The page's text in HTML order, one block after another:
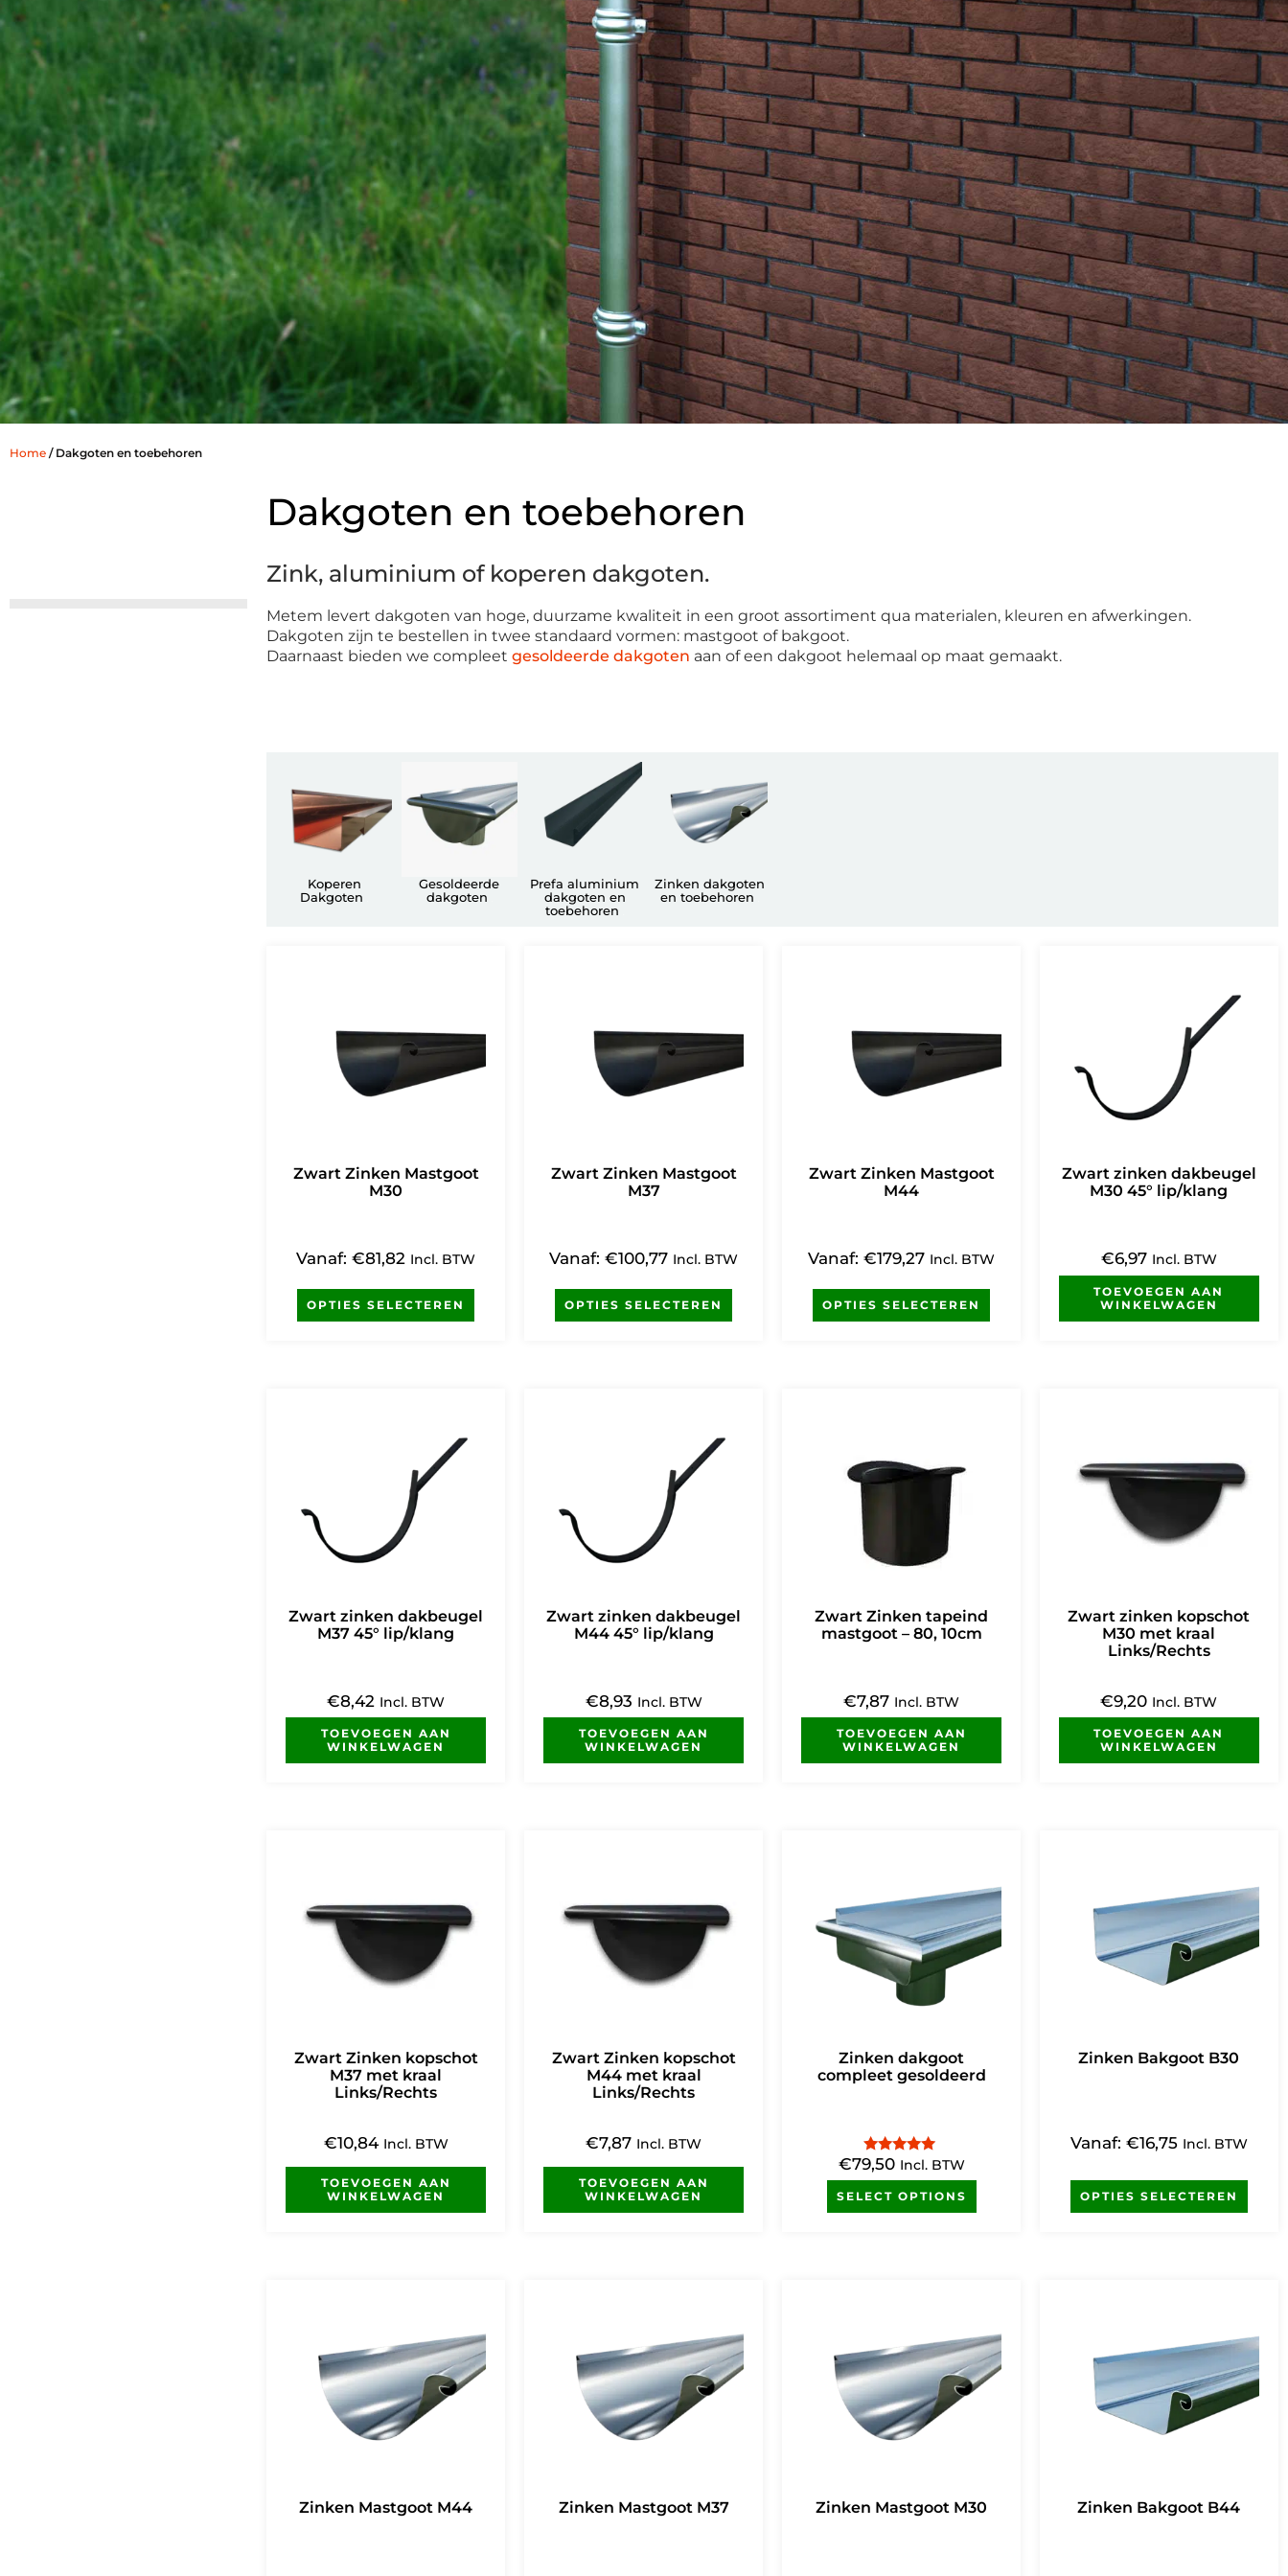
Home / Dakgoten en toebehoren
Dakgoten en toebehoren
Zink, aluminium of koperen dakgoten.
Metem levert dakgoten van hoge, duurzame kwaliteit in een groot assortiment qua materialen, kleuren en afwerkingen.
Dakgoten zijn te bestellen in twee standaard vormen: mastgoot of bakgoot.
Daarnaast bieden we compleetgesoldeerde dakgoten aan of een dakgoot helemaal op maat gemaakt.
Koperen
Dakgoten
Gesoldeerde
dakgoten
Prefa aluminium
dakgoten en
toebehoren
Zinken dakgoten
en toebehoren
Zwart Zinken Mastgoot
M30
Vanaf:€81,82 Incl. BTW
OPTIES SELECTEREN
Zwart Zinken Mastgoot
M37
Vanaf:€100,77 Incl. BTW
OPTIES SELECTEREN
Zwart Zinken Mastgoot
M44
Vanaf:€179,27 Incl. BTW
OPTIES SELECTEREN
Zwart zinken dakbeugel
M30 45° lip/klang
€6,97 Incl. BTW
TOEVOEGEN AAN
WINKELWAGEN
Zwart zinken dakbeugel
M37 45° lip/klang
€8,42 Incl. BTW
TOEVOEGEN AAN
WINKELWAGEN
Zwart zinken dakbeugel
M44 45° lip/klang
€8,93 Incl. BTW
TOEVOEGEN AAN
WINKELWAGEN
Zwart Zinken tapeind
mastgoot – 80, 10cm
€7,87 Incl. BTW
TOEVOEGEN AAN
WINKELWAGEN
Zwart zinken kopschot
M30 met kraal
Links/Rechts
€9,20 Incl. BTW
TOEVOEGEN AAN
WINKELWAGEN
Zwart Zinken kopschot
M37 met kraal
Links/Rechts
€10,84 Incl. BTW
TOEVOEGEN AAN
WINKELWAGEN
Zwart Zinken kopschot
M44 met kraal
Links/Rechts
€7,87 Incl. BTW
TOEVOEGEN AAN
WINKELWAGEN
Zinken dakgoot
compleet gesoldeerd
Gewaardeerd
uit 5
€79,50 Incl. BTW
SELECT OPTIONS
Zinken Bakgoot B30
Vanaf: €16,75 Incl. BTW
OPTIES SELECTEREN
Zinken Mastgoot M44 Zinken Mastgoot M37 Zinken Mastgoot M30 Zinken Bakgoot B44